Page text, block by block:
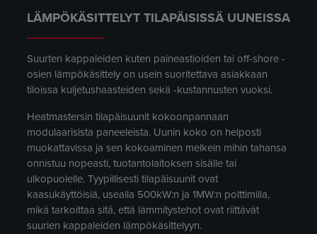
LÄMPÖKÄSITTELYT TILAPÄISISSÄ UUNEISSA
Suurten kappaleiden kuten paineastioiden tai off-shore -
osien lämpökäsittely on usein suoritettava asiakkaan
tiloissa kuljetushaasteiden sekä -kustannusten vuoksi.
Heatmastersin tilapäisuunit kokoonpannaan
modulaarisista paneeleista. Uunin koko on helposti
muokattavissa ja sen kokoaminen melkein mihin tahansa
onnistuu nopeasti, tuotantolaitoksen sisälle tai
ulkopuolelle. Tyypillisesti tilapäisuunit ovat
kaasukäyttöisiä, usealla 500kW:n ja 1MW:n polttimilla,
mikä tarkoittaa sitä, että lämmitystehot ovat riittävät
suurien kappaleiden lämpökäsittelyyn.